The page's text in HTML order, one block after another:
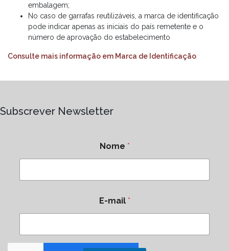
embalagem;
No caso de garrafas reutilizáveis, a marca de identificação
pode indicar apenas as iniciais do país remetente e o
número de aprovação do estabelecimento
Consulte mais informação em Marca de Identificação
Subscrever Newsletter
Nome *
E-mail *